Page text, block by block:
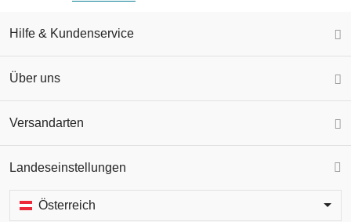
Hilfe & Kundenservice
Über uns
Versandarten
Landeseinstellungen
Österreich